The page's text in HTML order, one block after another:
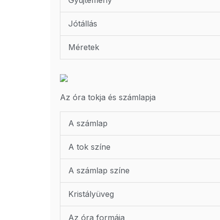
Jótállás
Méretek
Az óra tokja és számlapja
A számlap
A tok színe
A számlap színe
Kristályüveg
Az óra formája